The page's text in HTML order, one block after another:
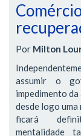
Por Milton
assumir o
impedimento
desde logo uma
ficará
mentalidade